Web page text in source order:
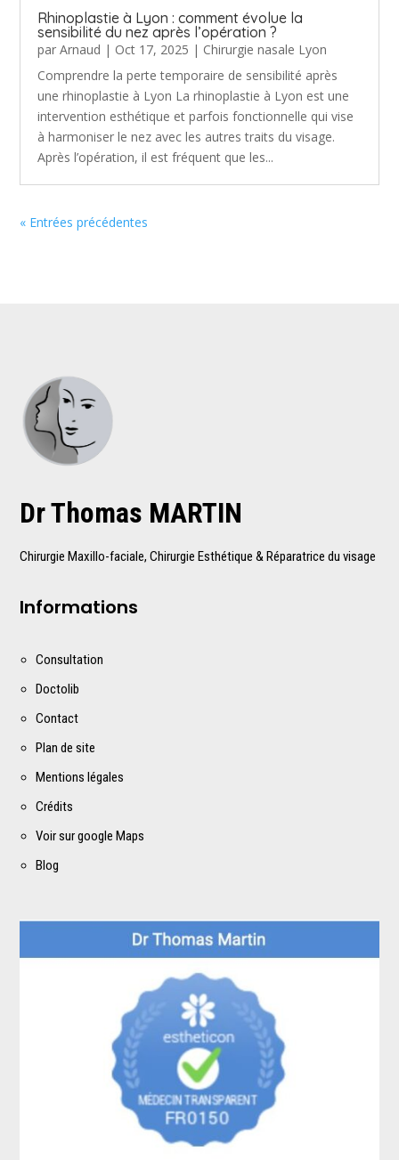
Rhinoplastie à Lyon : comment évolue la
sensibilité du nez après l’opération ?
parArnaud | Oct 17, 2025 | Chirurgie nasale Lyon
Comprendre la perte temporaire de sensibilité après
une rhinoplastie à Lyon La rhinoplastie à Lyon est une
intervention esthétique et parfois fonctionnelle qui vise
à harmoniser le nez avec les autres traits du visage.
Après l’opération, il est fréquent que les...
« Entrées précédentes
Dr Thomas MARTIN
Chirurgie Maxillo-faciale, Chirurgie Esthétique & Réparatrice du visage
Informations
Consultation
Doctolib
Contact
Plan de site
Mentions légales
Crédits
Voir sur google Maps
Blog